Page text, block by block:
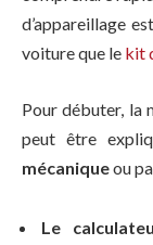
d’appareillage
voiture que le kit
Pour débuter, la
peut être
mécaniqueou
Le